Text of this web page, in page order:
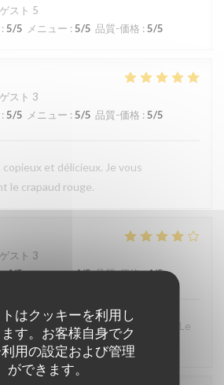
はクッキーを利用し
す。お客様自身でク
用の設定および管理
ができます。
スト 5
: 5/5 メニュー : 5/5 品質-価格 : 5/5
スト 3
:5/5 メニュー : 5/5 品質-価格 : 5/5
et délicieux. Je vous
le crapaud rouge.
スト 3
:4/5 メニュー:4/5 品質-価格:4/5
est sympathique et efficace. Le
à nos attentes.